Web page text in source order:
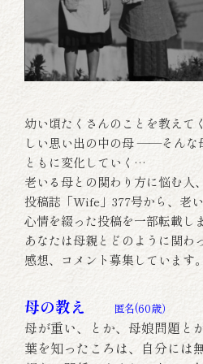
幼い頃たくさんのことを教えて
しい思い出の中の母 ――そんな
ともに変化していく…
老いる母との関わり方に悩む人
投稿誌「Wife」377号から、老
心情を綴った投稿を一部転載し
あなたは母親とどのように関わ
感想、コメント募集しています。
母の教え 匿名(60歳）
母が重い、とか、母娘問題と
葉を知ったころは、自分には